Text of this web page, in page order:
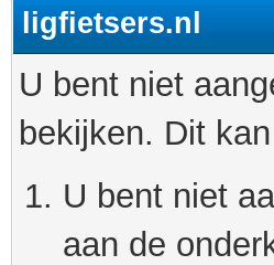
ligfietsers.nl
U bent niet
bekijken. Dit
U bent niet
aan de